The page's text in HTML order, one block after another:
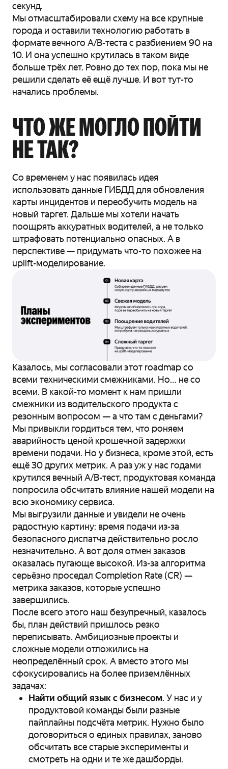
секунд.
Мы отмасштабировали схему на все крупные
города и оставили технологию работать в
формате вечного A/B-теста с разбиением 90 на
10. И она успешно крутилась в таком виде
больше трёх лет. Ровно до тех пор, пока мы не
решили сделать её ещё лучше. И вот тут-то
начались проблемы.
ЧТО ЖЕ МОГЛО ПОЙТИ
НЕ ТАК?
Со временем у нас появилась идея
использовать данные ГИБДД для обновления
карты инцидентов и переобучить модель на
новый таргет. Дальше мы хотели начать
поощрять аккуратных водителей, а не только
штрафовать потенциально опасных. А в
перспективе — придумать что-то похожее на
uplift-моделирование.
Казалось, мы согласовали этот roadmap со
всеми техническими смежниками. Но… не со
всеми. В какой-то момент к нам пришли
смежники из водительского продукта с
резонным вопросом — а что там с деньгами?
Мы привыкли гордиться тем, что роняем
аварийность ценой крошечной задержки
времени подачи. Но у бизнеса, кроме этой, есть
ещё 30 других метрик. А раз уж у нас годами
крутился вечный A/B-тест, продуктовая команда
попросила обсчитать влияние нашей модели на
всю экономику сервиса.
Мы выгрузили данные и увидели не очень
радостную картину: время подачи из-за
безопасного диспатча действительно росло
незначительно. А вот доля отмен заказов
оказалась пугающе высокой. Из-за алгоритма
серьёзно проседал Completion Rate (CR) —
метрика заказов, которые успешно
завершились.
После всего этого наш безупречный, казалось
бы, план действий пришлось резко
переписывать. Амбициозные проекты и
сложные модели отложились на
неопределённый срок. А вместо этого мы
сфокусировались на более приземлённых
задачах:
Найти общий язык с бизнесом. У нас и у
продуктовой команды были разные
пайплайны подсчёта метрик. Нужно было
договориться о единых правилах, заново
обсчитать все старые эксперименты и
смотреть на одни и те же дашборды.